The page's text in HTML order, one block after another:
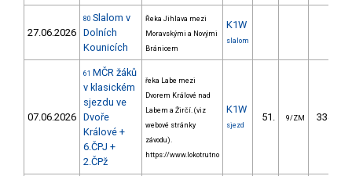
27.06.2026
80 Slalom v
Dolních
Kounicích
Řeka Jihlava mezi
Moravskými a Novými
Bránicem
K1W
slalom
07.06.2026
61 MČR žáků
v klasickém
sjezdu ve
Dvoře
Králové +
6.ČPJ +
2.ČPž
řeka Labe mezi
Dvorem Králové nad
Labem a Žirčí. (viz
webové stránky
závodu).
https://www.lokotrutno
K1W
sjezd
51. 9/ZM 334.46